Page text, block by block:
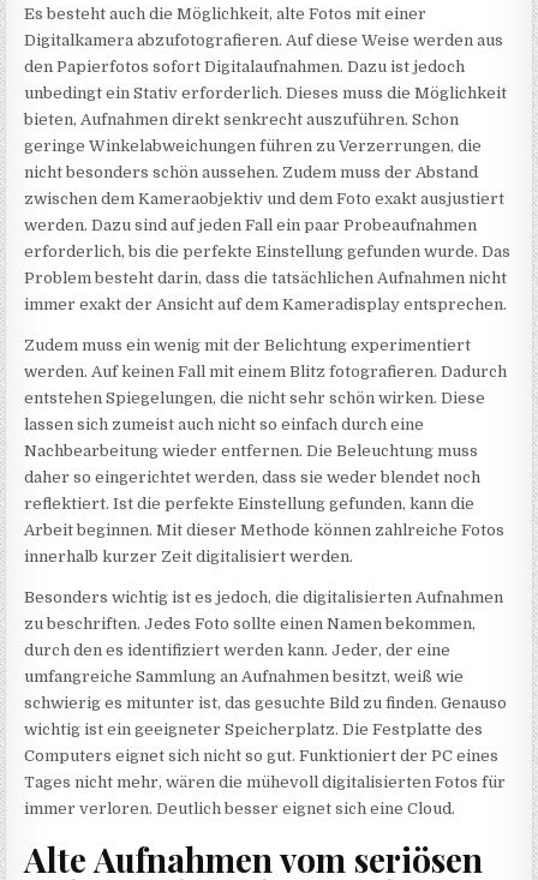
Es besteht auch die Möglichkeit, alte Fotos mit einer
Digitalkamera abzufotografieren. Auf diese Weise werden aus
den Papierfotos sofort Digitalaufnahmen. Dazu ist jedoch
unbedingt ein Stativ erforderlich. Dieses muss die Möglichkeit
bieten, Aufnahmen direkt senkrecht auszuführen. Schon
geringe Winkelabweichungen führen zu Verzerrungen, die
nicht besonders schön aussehen. Zudem muss der Abstand
zwischen dem Kameraobjektiv und dem Foto exakt ausjustiert
werden. Dazu sind auf jeden Fall ein paar Probeaufnahmen
erforderlich, bis die perfekte Einstellung gefunden wurde. Das
Problem besteht darin, dass die tatsächlichen Aufnahmen nicht
immer exakt der Ansicht auf dem Kameradisplay entsprechen.
Zudem muss ein wenig mit der Belichtung experimentiert
werden. Auf keinen Fall mit einem Blitz fotografieren. Dadurch
entstehen Spiegelungen, die nicht sehr schön wirken. Diese
lassen sich zumeist auch nicht so einfach durch eine
Nachbearbeitung wieder entfernen. Die Beleuchtung muss
daher so eingerichtet werden, dass sie weder blendet noch
reflektiert. Ist die perfekte Einstellung gefunden, kann die
Arbeit beginnen. Mit dieser Methode können zahlreiche Fotos
innerhalb kurzer Zeit digitalisiert werden.
Besonders wichtig ist es jedoch, die digitalisierten Aufnahmen
zu beschriften. Jedes Foto sollte einen Namen bekommen,
durch den es identifiziert werden kann. Jeder, der eine
umfangreiche Sammlung an Aufnahmen besitzt, weiß wie
schwierig es mitunter ist, das gesuchte Bild zu finden. Genauso
wichtig ist ein geeigneter Speicherplatz. Die Festplatte des
Computers eignet sich nicht so gut. Funktioniert der PC eines
Tages nicht mehr, wären die mühevoll digitalisierten Fotos für
immer verloren. Deutlich besser eignet sich eine Cloud.
Alte Aufnahmen vom seriösen